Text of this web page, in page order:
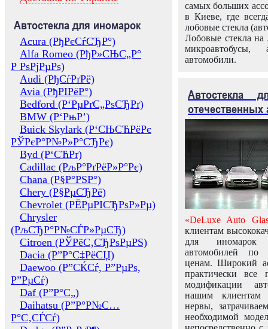
Автостекла для иномарок
Acura (РђРєСѓСЂР°)
Alfa Romeo (РђР»СЊС„Р°
Р РѕРјРµРѕ)
Audi (РђСѓРґРё)
Avia (РђРІРёР°)
Bedford (Р‘РµРґС„РѕСЂРґ)
BMW (Р‘РњР’)
Buick Skylark (Р‘СЊСЋРёРє
РЎРєР°Р№Р»Р°СЂРє)
Byd (Р‘СЋРґ)
Cadillac (РљР°РґРёР»Р°Рє)
Chana (Р§Р°РЅР°)
Chery (Р§РµСЂРё)
Chevrolet (РЁРµРІСЂРѕР»Рµ)
Chrysler
(РљСЂР°Р№СЃР»РµСЂ)
Citroen (РЎРёС‚СЂРѕРµРЅ)
Dacia (Р”Р°С‡РёСЏ)
Daewoo (Р”СЌСѓ, Р”РµРѕ,
Р”РµСѓ)
Daf (Р”Р°С„)
Daihatsu (Р”Р°Р№С…
Р°С‚СЃСѓ)
самых больших
в Киеве, где
лобовые стекла
Лобовые стекла на
микроавтобусы,
автомобили.
Автостекла
отечественных
«DeLuxe Auto
клиентам
для иномарок
автомобилей
ценам. Широкий
практически все
модификации
нашим клиентам
нервы,
необходимой